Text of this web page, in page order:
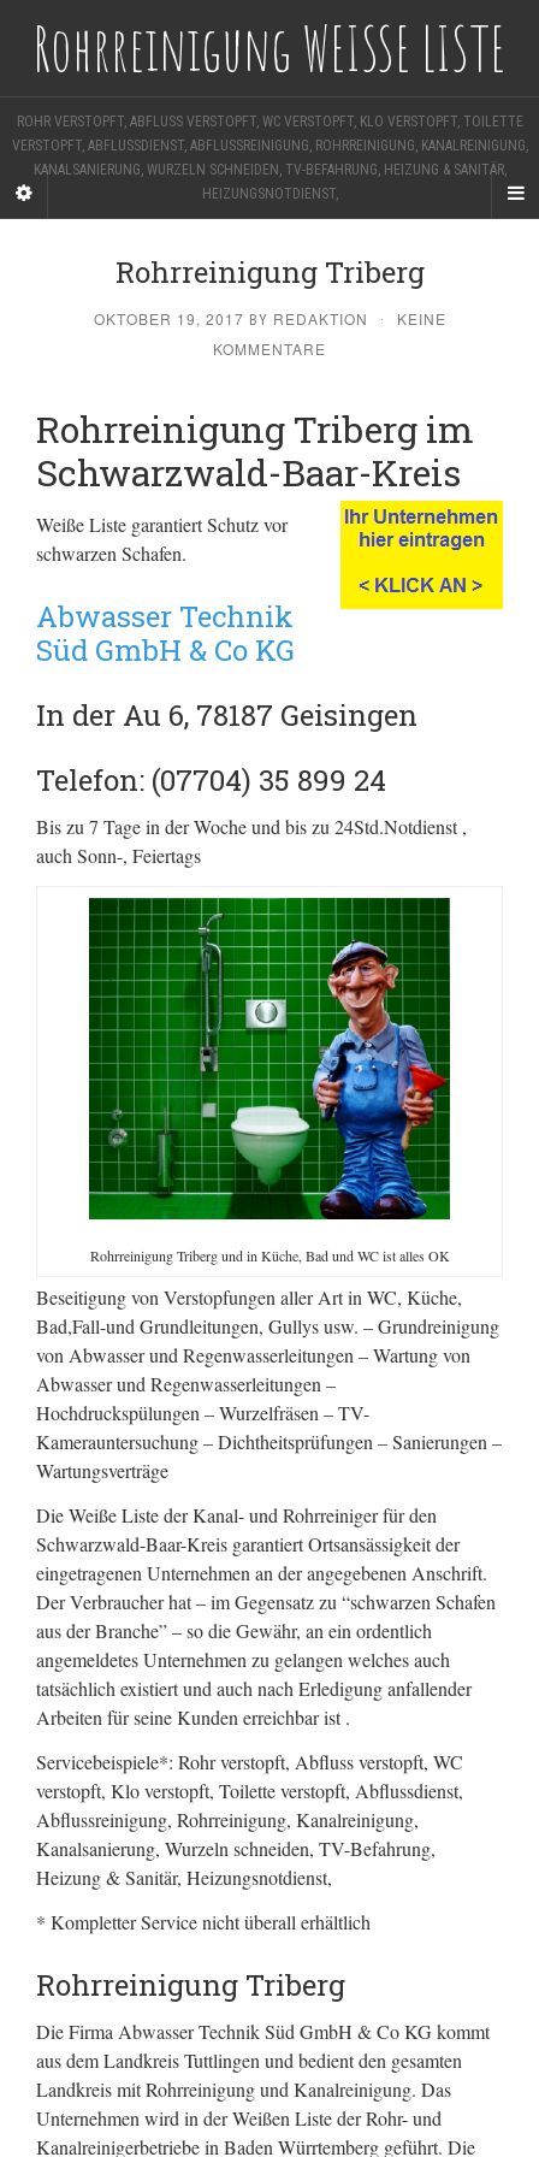
Rohrreinigung WEISSE LISTE
ROHR VERSTOPFT, ABFLUSS VERSTOPFT, WC VERSTOPFT, KLO VERSTOPFT, TOILETTE
VERSTOPFT, ABFLUSSDIENST, ABFLUSSREINIGUNG, ROHRREINIGUNG, KANALREINIGUNG,
KANALSANIERUNG, WURZELN SCHNEIDEN, TV-BEFAHRUNG, HEIZUNG & SANITÄR,
HEIZUNGSNOTDIENST,
Rohrreinigung Triberg
OKTOBER 19, 2017 BY REDAKTION ·
KEINE
KOMMENTARE
Rohrreinigung Triberg im
Schwarzwald-Baar-Kreis
Weiße Liste garantiert Schutz vor
schwarzen Schafen.
Abwasser Technik
Süd GmbH & Co KG
In der Au 6, 78187 Geisingen
Telefon: (07704) 35 899 24
Bis zu 7 Tage in der Woche und bis zu 24Std.Notdienst ,
auch Sonn-, Feiertags
Rohrreinigung Triberg und in Küche, Bad und WC ist alles OK
Beseitigung von Verstopfungen aller Art in WC, Küche,
Bad,Fall-und Grundleitungen, Gullys usw. – Grundreinigung
von Abwasser und Regenwasserleitungen – Wartung von
Abwasser und Regenwasserleitungen –
Hochdruckspülungen – Wurzelfräsen – TV-
Kamerauntersuchung – Dichtheitsprüfungen – Sanierungen –
Wartungsverträge
Die Weiße Liste der Kanal- und Rohrreiniger für den
Schwarzwald-Baar-Kreis garantiert Ortsansässigkeit der
eingetragenen Unternehmen an der angegebenen Anschrift.
Der Verbraucher hat – im Gegensatz zu “schwarzen Schafen
aus der Branche” – so die Gewähr, an ein ordentlich
angemeldetes Unternehmen zu gelangen welches auch
tatsächlich existiert und auch nach Erledigung anfallender
Arbeiten für seine Kunden erreichbar ist .
Servicebeispiele*: Rohr verstopft, Abfluss verstopft, WC
verstopft, Klo verstopft, Toilette verstopft, Abflussdienst,
Abflussreinigung, Rohrreinigung, Kanalreinigung,
Kanalsanierung, Wurzeln schneiden, TV-Befahrung,
Heizung & Sanitär, Heizungsnotdienst,
* Kompletter Service nicht überall erhältlich
Rohrreinigung Triberg
Die Firma Abwasser Technik Süd GmbH & Co KG kommt
aus dem Landkreis Tuttlingen und bedient den gesamten
Landkreis mit Rohrreinigung und Kanalreinigung. Das
Unternehmen wird in der Weißen Liste der Rohr- und
Kanalreinigerbetriebe in Baden Würrtemberg geführt. Die